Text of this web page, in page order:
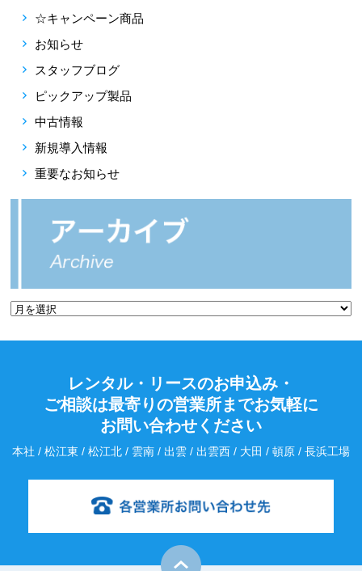
☆キャンペーン商品
お知らせ
スタッフブログ
ピックアップ製品
中古情報
新規導入情報
重要なお知らせ
レンタル・リースのお申込み・
ご相談は最寄りの営業所までお気軽に
お問い合わせください
本社 / 松江東 / 松江北 / 雲南 / 出雲 / 出雲西 / 大田 / 頓原 / 長浜工場